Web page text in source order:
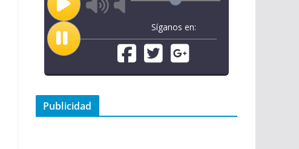
Síganos en:
Publicidad